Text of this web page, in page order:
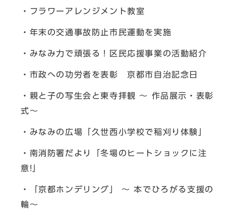
・フラワーアレンジメント教室
・年末の交通事故防止市民運動を実施
・みなみ力で頑張る！区民応援事業の活動紹介
・市政への功労者を表彰 京都市自治記念日
・親と子の写生会と東寺拝観 ～ 作品展示・表彰
式～
・みなみの広場「久世西小学校で稲刈り体験」
・南消防署だより「冬場のヒートショックに注
意!」
・「京都ホンデリング」 ～ 本でひろがる支援の
輪～